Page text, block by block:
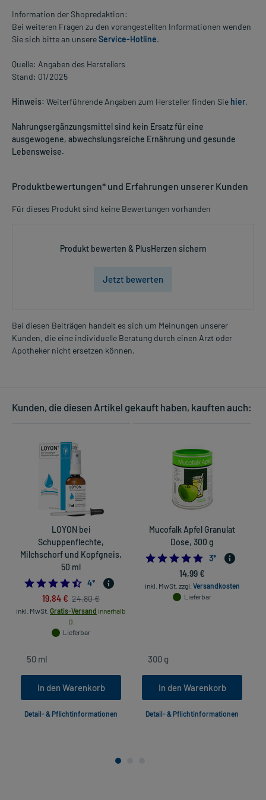
Information der Shopredaktion:
Bei weiteren Fragen zu den vorangestellten Informationen wenden
Sie sich bitte an unsereService-Hotline.
Quelle: Angaben des Herstellers
Stand: 01/2025
Hinweis: Weiterführende Angaben zum Hersteller finden Sie hier.
Nahrungsergänzungsmittel sind kein Ersatz für eine
ausgewogene, abwechslungsreiche Ernährung und gesunde
Lebensweise.
Produktbewertungen* und Erfahrungen unserer Kunden
Für dieses Produkt sind keine Bewertungen vorhanden
Produkt bewerten & PlusHerzen sichern
Jetzt bewerten
Bei diesen Beiträgen handelt es sich um Meinungen unserer
Kunden, die eine individuelle Beratung durch einen Arzt oder
Apotheker nicht ersetzen können.
Kunden, die diesen Artikel gekauft haben, kauften auch:
LOYON bei
Schuppenflechte,
Milchschorf und Kopfgneis,
50 ml
4.5
4*
19,84 € 24,80 €
inkl. MwSt. Gratis-Versand innerhalb
D.
Lieferbar
In den Warenkorb
Detail- & Pflichtinformationen
Mucofalk Apfel Granulat
Dose, 300 g
5.0
3*
14,99 €
inkl. MwSt. zzgl. Versandkosten
Lieferbar
In den Warenkorb
Detail- & Pflichtinformationen